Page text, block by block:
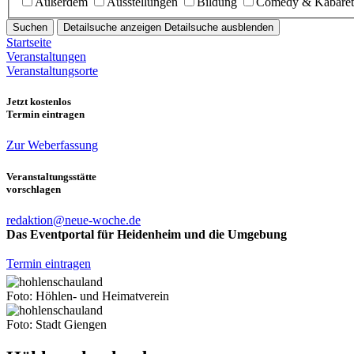
Suchen Detailsuche anzeigen Detailsuche ausblenden
Startseite
Veranstaltungen
Veranstaltungsorte
Jetzt kostenlos
Termin eintragen
Zur Weberfassung
Veranstaltungsstätte
vorschlagen
redaktion@neue-woche.de
Das Eventportal für Heidenheim und die Umgebung
Termin eintragen
Foto: Höhlen- und Heimatverein
Foto: Stadt Giengen